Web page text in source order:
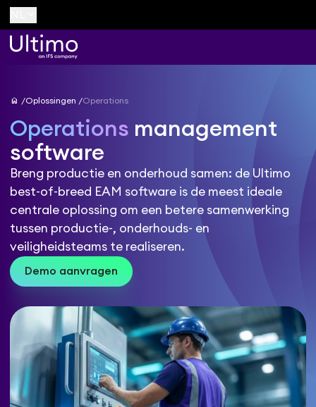
home Oplossingen Operations
Operations management
software
Breng productie en onderhoud samen: de Ultimo
best-of-breed EAM software is de meest ideale
centrale oplossing om een betere samenwerking
tussen productie-, onderhouds- en
veiligheidsteams te realiseren.
Demo aanvragen